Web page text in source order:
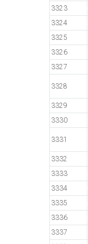
3323
3324
3325
3326
3327
3328
3329
3330
3331
3332
3333
3334
3335
3336
3337